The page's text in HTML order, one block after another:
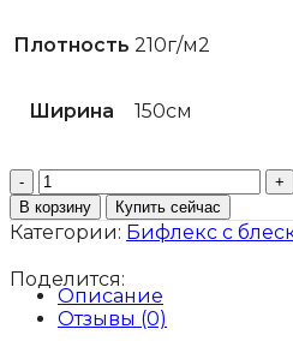
Плотность 210г/м2
Ширина 150см
Количество
товара
Бифлекс
блеском
коралловый
Корея
В корзину Купить сейчас
Категории: Бифлекс с
Поделится:
Описание
Отзывы (0)